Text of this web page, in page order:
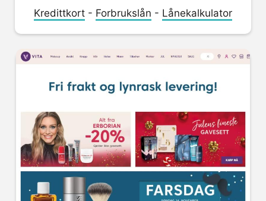
Kredittkort - Forbrukslån - Lånekalkulator